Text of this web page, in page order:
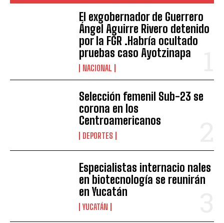
El exgobernador de Guerrero
Ángel Aguirre Rivero detenido
por la FGR .Habría ocultado
pruebas caso Ayotzinapa
NACIONAL
Selección femenil Sub-23 se
corona en los
Centroamericanos
DEPORTES
Especialistas internacio nales
en biotecnología se reunirán
en Yucatán
YUCATÁN